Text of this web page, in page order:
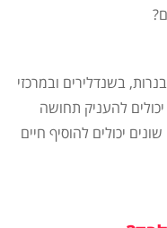
בשנדלירים ובמרכזי
להעניק תחושה
יכולים להוסיף חיים